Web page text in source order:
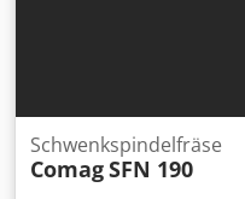
Schwenkspindelfräse
ComagSFN 190